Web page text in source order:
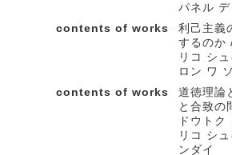
パネル
contents of works
利己主義
するのか
リコ シ
ロン ワ
contents of works
道徳理論
と合致の
ドウトク
リコ シ
ンダイ